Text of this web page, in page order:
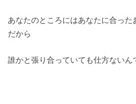
あなたのところにはあなたに合った
だから
誰かと張り合っていても仕方ないん